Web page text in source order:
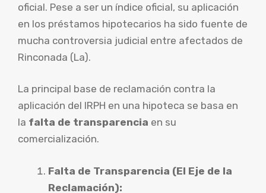
oficial. Pese a ser un índice oficial, su aplicación
en los préstamos hipotecarios ha sido fuente de
mucha controversia judicial entre afectados de
Rinconada (La).
La principal base de reclamación contra la
aplicación del IRPH en una hipoteca se basa en
la falta de transparencia en su
comercialización.
Falta de Transparencia (El Eje de la
Reclamación):